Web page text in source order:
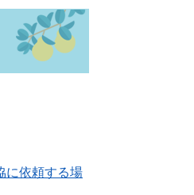
に依頼する場